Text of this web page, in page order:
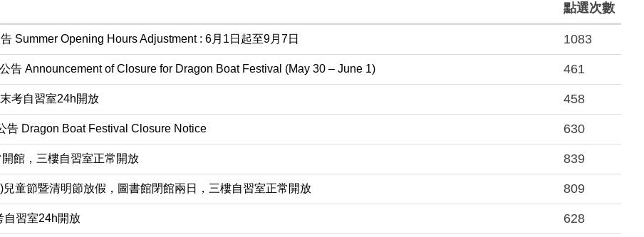
點選次數
Summer Opening Hours Adjustment : 6月1日起至9月7日 1083
告 Announcement of Closure for Dragon Boat Festival (May 30 – June 1) 461
考自習室24h開放 458
告 Dragon Boat Festival Closure Notice 630
館，三樓自習室正常開放 839
童節暨清明節放假，圖書館閉館兩日，三樓自習室正常開放 809
自習室24h開放 628